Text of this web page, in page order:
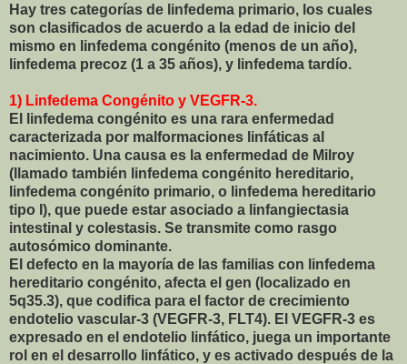
Hay tres categorías de linfedema primario, los cuales
son clasificados de acuerdo a la edad de inicio del
mismo en linfedema congénito (menos de un año),
linfedema precoz (1 a 35 años), y linfedema tardío.
1) Linfedema Congénito y VEGFR-3.
El linfedema congénito es una rara enfermedad
caracterizada por malformaciones linfáticas al
nacimiento. Una causa es la enfermedad de Milroy
(llamado también linfedema congénito hereditario,
linfedema congénito primario, o linfedema hereditario
tipo I), que puede estar asociado a linfangiectasia
intestinal y colestasis. Se transmite como rasgo
autosómico dominante.
El defecto en la mayoría de las familias con linfedema
hereditario congénito, afecta el gen (localizado en
5q35.3), que codifica para el factor de crecimiento
endotelio vascular-3 (VEGFR-3, FLT4). El VEGFR-3 es
expresado en el endotelio linfático, juega un importante
rol en el desarrollo linfático, y es activado después de la